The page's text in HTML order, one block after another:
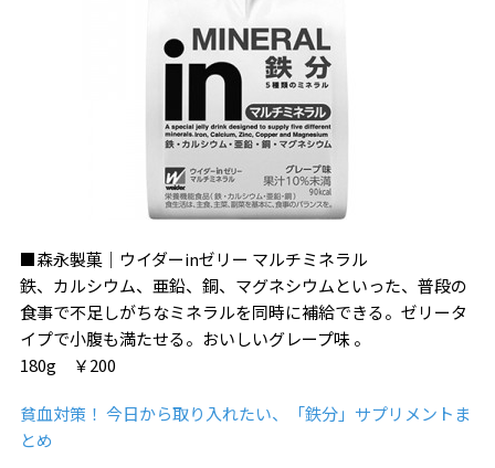
■森永製菓｜ウイダーinゼリー マルチミネラル
鉄、カルシウム、亜鉛、銅、マグネシウムといった、普段の
食事で不足しがちなミネラルを同時に補給できる。ゼリータ
イプで小腹も満たせる。おいしいグレープ味 。
180g ￥200
貧血対策！ 今日から取り入れたい、「鉄分」サプリメントま
とめ